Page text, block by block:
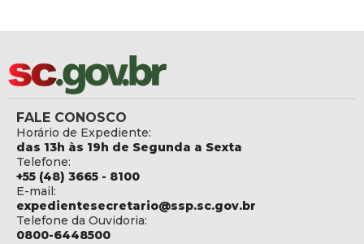
FALE CONOSCO
Horário de Expediente:
das 13h às 19h de Segunda a Sexta
Telefone:
+55 (48) 3665 - 8100
E-mail:
expedientesecretario@ssp.sc.gov.br
Telefone da Ouvidoria:
0800-6448500